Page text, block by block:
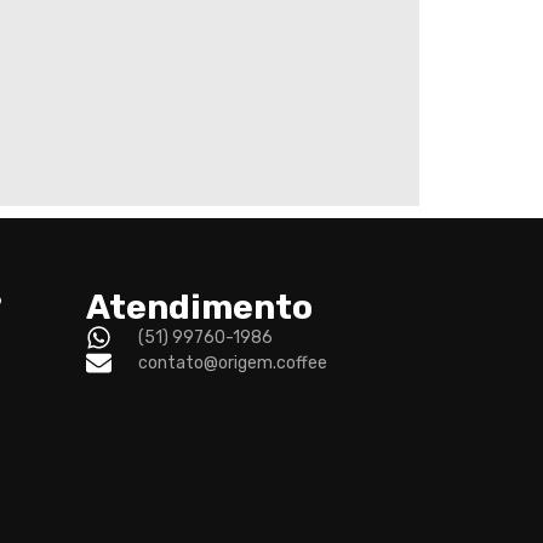
Atendimento
(51) 99760-1986
contato@origem.coffee